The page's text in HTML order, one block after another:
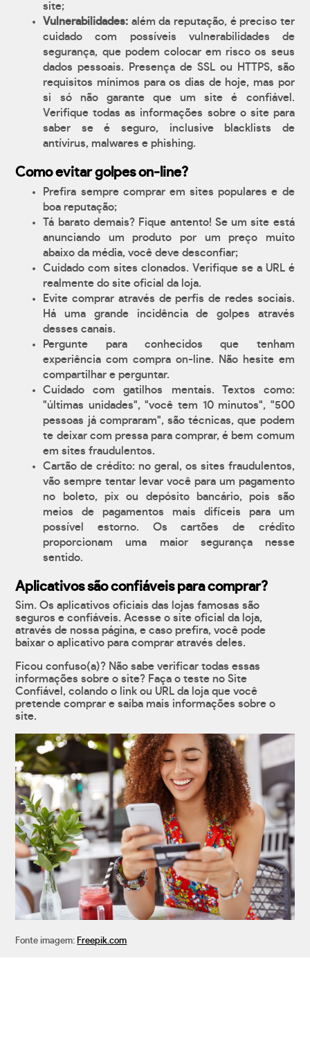
site;
Vulnerabilidades: além da reputação, é preciso ter
cuidado com possíveis vulnerabilidades de
segurança, que podem colocar em risco os seus
dados pessoais. Presença de SSL ou HTTPS, são
requisitos mínimos para os dias de hoje, mas por
si só não garante que um site é confiável.
Verifique todas as informações sobre o site para
saber se é seguro, inclusive blacklists de
antívirus, malwares e phishing.
Como evitar golpes on-line?
Prefira sempre comprar em sites populares e de
boa reputação;
Tá barato demais? Fique antento! Se um site está
anunciando um produto por um preço muito
abaixo da média, você deve desconfiar;
Cuidado com sites clonados. Verifique se a URL é
realmente do site oficial da loja.
Evite comprar através de perfis de redes sociais.
Há uma grande incidência de golpes através
desses canais.
Pergunte para conhecidos que tenham
experiência com compra on-line. Não hesite em
compartilhar e perguntar.
Cuidado com gatilhos mentais. Textos como:
"últimas unidades", "você tem 10 minutos", "500
pessoas já compraram", são técnicas, que podem
te deixar com pressa para comprar, é bem comum
em sites fraudulentos.
Cartão de crédito: no geral, os sites fraudulentos,
vão sempre tentar levar você para um pagamento
no boleto, pix ou depósito bancário, pois são
meios de pagamentos mais difíceis para um
possível estorno. Os cartões de crédito
proporcionam uma maior segurança nesse
sentido.
Aplicativos são confiáveis para comprar?
Sim. Os aplicativos oficiais das lojas famosas são
seguros e confiáveis. Acesse o site oficial da loja,
através de nossa página, e caso prefira, você pode
baixar o aplicativo para comprar através deles.
Ficou confuso(a)? Não sabe verificar todas essas
informações sobre o site? Faça o teste no Site
Confiável, colando o link ou URL da loja que você
pretende comprar e saiba mais informações sobre o
site.
Fonte imagem: Freepik.com